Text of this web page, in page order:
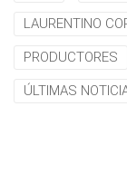
LAURENTINO
PRODUCTORES
ÚLTIMAS